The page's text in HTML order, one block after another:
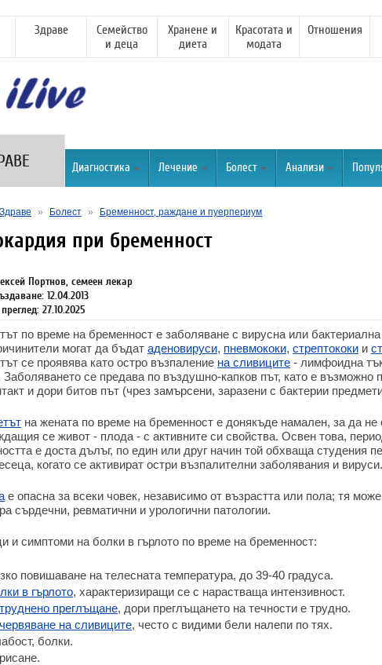
Здраве
Семейство
и деца
Хранене и
диета
Красотата и
модата
Отношения
Диагностика Лечение Болест Анализи
Здраве » Болест » Бременност, раждане и пуерпериум
при бременност
Портнов, семеен лекар
12.04.2013
27.10.2025
по време на бременност е заболяване с вирусна или бактериална
могат да бъдат аденовируси, пневмококи, стрептококи и
се проявява като остро възпаление на сливиците - лимфоидна
Заболяването се предава по въздушно-капков път, като е възможно
и дори битов път (чрез замърсени, заразени с бактерии
на жената по време на бременност е донякъде намален, за да не
се живот - плода - с активните си свойства. Освен това,
е доста дълъг, по един или друг начин той обхваща студения
когато се активират остри възпалителни заболявания и вируси.
е опасна за всеки човек, независимо от възрастта или пола; тя
сърдечни, ревматични и урологични патологии.
и симптоми на болки в гърлото по време на бременност:
повишаване на телесната температура, до 39-40 градуса.
в гърлото, характеризиращи се с нарастваща интензивност.
преглъщане, дори преглъщането на течности е трудно.
на сливиците, често с видими бели налепи по тях.
болки.